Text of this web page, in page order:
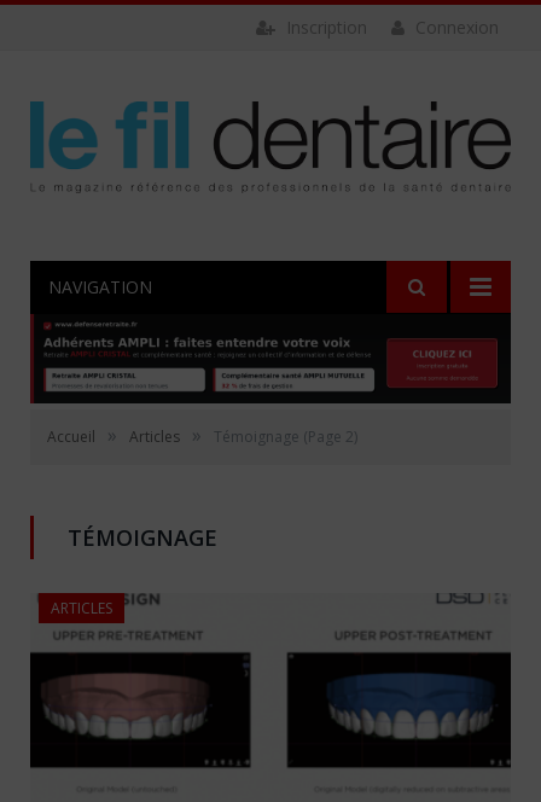
Connexion
Inscription
NAVIGATION
Accueil » Articles » Témoignage (Page 2)
TÉMOIGNAGE
ARTICLES